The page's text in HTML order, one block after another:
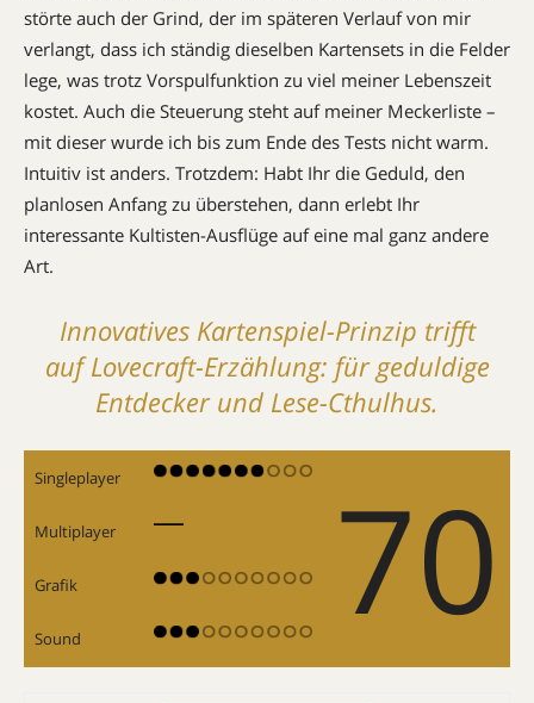
störte auch der Grind, der im späteren Verlauf von mir
verlangt, dass ich ständig dieselben Kartensets in die Felder
lege, was trotz Vorspulfunktion zu viel meiner Lebenszeit
kostet. Auch die Steuerung steht auf meiner Meckerliste –
mit dieser wurde ich bis zum Ende des Tests nicht warm.
Intuitiv ist anders. Trotzdem: Habt Ihr die Geduld, den
planlosen Anfang zu überstehen, dann erlebt Ihr
interessante Kultisten-Ausflüge auf eine mal ganz andere
Art.
Innovatives Kartenspiel-Prinzip trifft
auf Lovecraft-Erzählung: für geduldige
Entdecker und Lese-Cthulhus.
Singleplayer 70
Multiplayer
Grafik
Sound